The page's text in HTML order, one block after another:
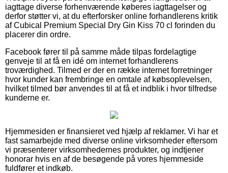
iagttage diverse forhenværende køberes iagttagelser og
derfor støtter vi, at du efterforsker online forhandlerens kritik
af Cubical Premium Special Dry Gin Kiss 70 cl forinden du
placerer din ordre.
Facebook fører til på samme måde tilpas fordelagtige
genveje til at få en idé om internet forhandlerens
troværdighed. Tilmed er der en række internet forretninger
hvor kunder kan frembringe en omtale af købsoplevelsen,
hvilket tilmed bør anvendes til at få et indblik i hvor tilfredse
kunderne er.
Hjemmesiden er finansieret ved hjælp af reklamer. Vi har et
fast samarbejde med diverse online virksomheder eftersom
vi præsenterer virksomhedernes produkter, og indtjener
honorar hvis en af de besøgende på vores hjemmeside
fuldfører et indkøb.